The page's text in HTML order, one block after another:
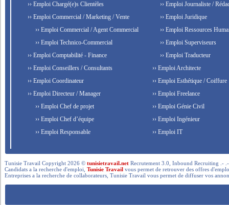
›› Emploi Chargé(e)s Clientèles
›› Emploi Commercial / Marketing / Vente
›› Emploi Commercial / Agent Commercial
›› Emploi Technico-Commercial
›› Emploi Comptabilité - Finance
›› Emploi Conseillers / Consultants
›› Emploi Coordinateur
›› Emploi Directeur / Manager
›› Emploi Chef de projet
›› Emploi Chef d’équipe
›› Emploi Responsable
›› Emploi Journaliste /
›› Emploi Juridique
›› Emploi Ressources
›› Emploi Superviseurs
›› Emploi Traducteur
›› Emploi Architecte
›› Emploi Esthétique / Coiffure
›› Emploi Freelance
›› Emploi Génie Civil
›› Emploi Ingénieur
›› Emploi IT
Tunisie Travail Copyright 2026 ©tunisietravail.net Recrutement 3.0, Inbound Recruiting .-
Candidats a la recherche d'emploi,Tunisie Travail vous permet de retrouver des offres
Entreprises a la recherche de collaborateurs, Tunisie Travail vous permet de diffuser vos